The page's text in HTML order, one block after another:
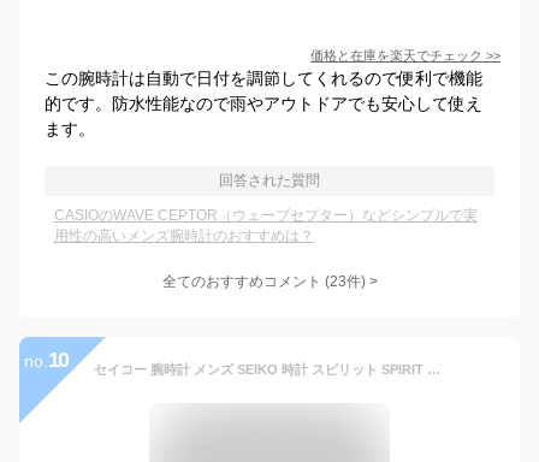
価格と在庫を楽天でチェック >>
この腕時計は自動で日付を調節してくれるので便利で機能
的です。防水性能なので雨やアウトドアでも安心して使え
ます。
回答された質問
CASIOのWAVE CEPTOR（ウェーブセプター）などシンプルで実
用性の高いメンズ腕時計のおすすめは？
全てのおすすめコメント (23件) >
no. 10 セイコー 腕時計 メンズ SEIKO 時計 スピリット SPIRIT セイコー腕時計 SBTR ビジネス 仕事 スーツ クロノ クロノグラフ フォーマル 高級感 おしゃれ メタル 革 古希 還暦 米寿 成人 お祝い 記念 FAVSEIKO ギフト 応援 父の日 クリスマス